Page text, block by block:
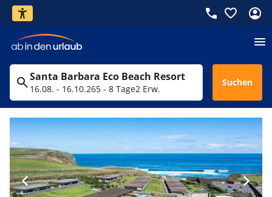
Santa Barbara Eco Beach Resort
16.08. - 16.10.265 - 8 Tage2 Erw.
Suchen